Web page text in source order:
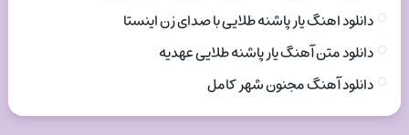
دانلود اهنگ یار پاشنه طلایی با صدای زن اینستا
دانلود متن آهنگ یار پاشنه طلایی عهدیه
دانلود آهنگ مجنون شهر کامل